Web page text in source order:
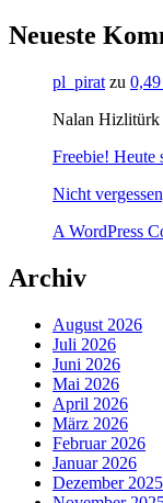
Neueste
pl_pirat zu
Nalan Hizlitürk
Freebie! Heute
Nicht
A WordPress
Archiv
August 2026
Juli 2026
Juni 2026
Mai 2026
April 2026
März 2026
Februar 2026
Januar 2026
Dezember 2025